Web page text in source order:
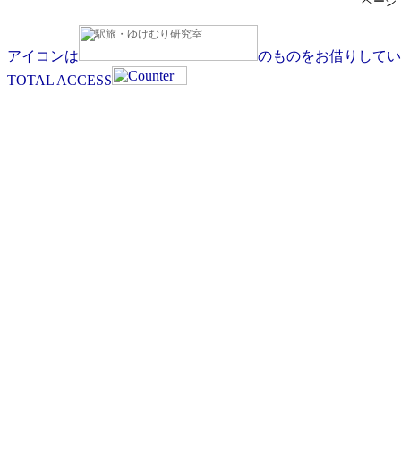
アイコンは
のものをお借りして
TOTAL ACCESS